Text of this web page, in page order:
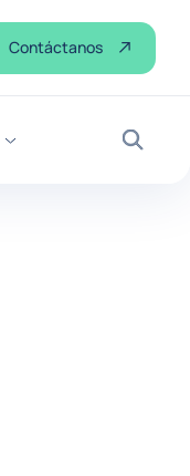
Buscar
Contáctanos